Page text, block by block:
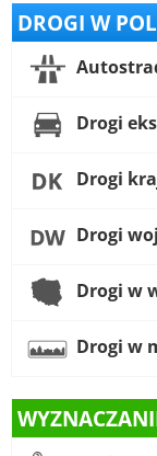
DROGI W
Drogi
Drogi
Drogi
Drogi w
Drogi w